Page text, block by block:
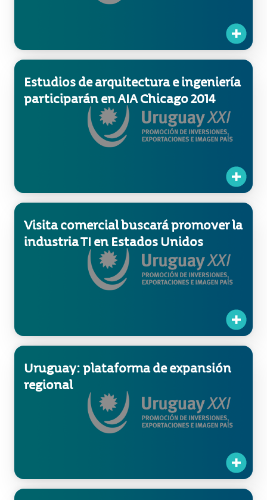
Estudios de arquitectura e ingeniería
participarán en AIA Chicago 2014
Visita comercial buscará promover la
industria TI en Estados Unidos
Uruguay: plataforma de expansión
regional